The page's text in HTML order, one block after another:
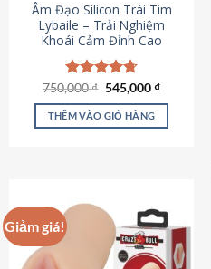
Âm Đạo Silicon Trái Tim
Lybaile – Trải Nghiệm
Khoái Cảm Đỉnh Cao
Được xếp
hạng4.70
5 sao
750,000₫ Giá
là:
750,000 ₫.
545,000₫Giá
tại
545,000 ₫.
THÊM VÀO GIỎ HÀNG
Giảm giá!